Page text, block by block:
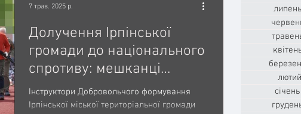
Долучення Ірпінської
громади до національного
спротиву: мешканці
опановують базові
військові навички
Інструктори Добровольчого формування
Ірпінської міської територіальної громади
7 трав. 2025 р.